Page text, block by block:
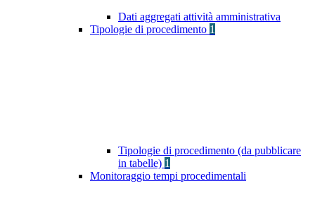
Dati aggregati attività amministrativa
Tipologie di procedimento 1
Tipologie di procedimento (da pubblicare
in tabelle) 1
Monitoraggio tempi procedimentali